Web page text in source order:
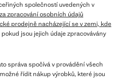
společností uvedených v
zpracování osobních údajů
prodejně nacházející se v zemi, kde
pokud jsou jejich údaje zpracovávány
správa spočívá v provádění všech
řídit nákup výrobků, které jsou